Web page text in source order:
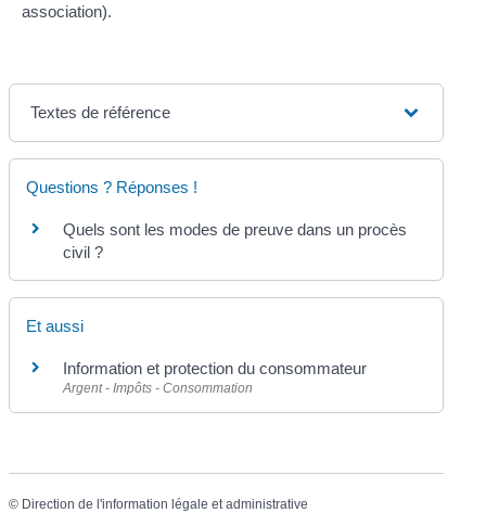
association).
Textes de référence
Questions ? Réponses !
Quels sont les modes de preuve dans un procès
civil ?
Et aussi
Information et protection du consommateur
Argent - Impôts - Consommation
© Direction de l'information légale et administrative